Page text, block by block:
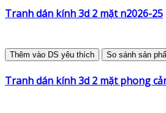
Tranh dán kính 3d 2 mặt n2026-25
Thêm vào DS yêu thích So sánh sản
Tranh dán kính 3d 2 mặt phong